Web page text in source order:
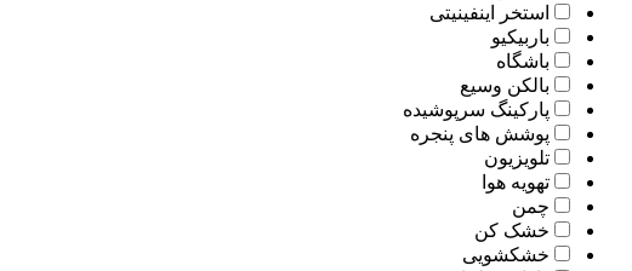
استخر اینفینیتی
باربیکیو
باشگاه
بالکن وسیع
پارکینگ سرپوشیده
پوشش های پنجره
تلویزیون
تهویه هوا
چمن
خشک کن
خشکشویی